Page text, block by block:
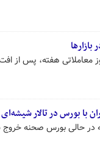
هفته، پس از
با بورس در تالار شیشه‌ای
حالی بورس صحنه خروج